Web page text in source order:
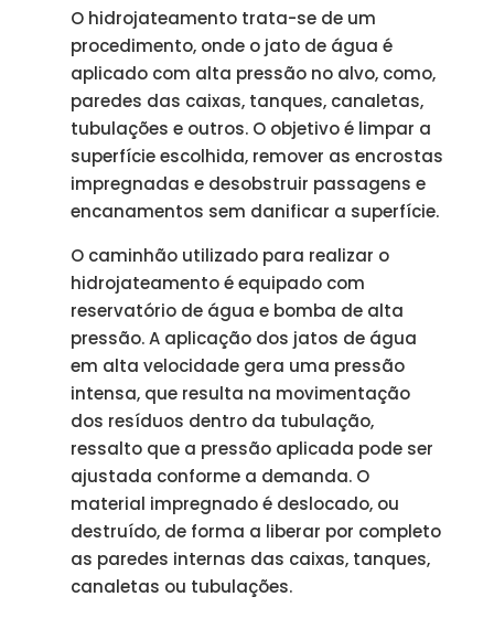
O hidrojateamento trata-se de um
procedimento, onde o jato de água é
aplicado com alta pressão no alvo, como,
paredes das caixas, tanques, canaletas,
tubulações e outros. O objetivo é limpar a
superfície escolhida, remover as encrostas
impregnadas e desobstruir passagens e
encanamentos sem danificar a superfície.
O caminhão utilizado para realizar o
hidrojateamento é equipado com
reservatório de água e bomba de alta
pressão. A aplicação dos jatos de água
em alta velocidade gera uma pressão
intensa, que resulta na movimentação
dos resíduos dentro da tubulação,
ressalto que a pressão aplicada pode ser
ajustada conforme a demanda. O
material impregnado é deslocado, ou
destruído, de forma a liberar por completo
as paredes internas das caixas, tanques,
canaletas ou tubulações.